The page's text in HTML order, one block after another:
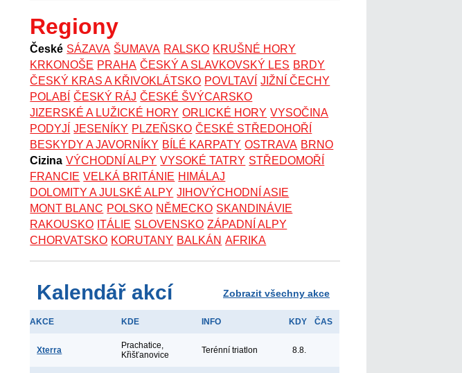
Regiony
České SÁZAVA ŠUMAVA RALSKO KRUŠNÉ HORY
KRKONOŠE PRAHA ČESKÝ A SLAVKOVSKÝ LES BRDY
ČESKÝ KRAS A KŘIVOKLÁTSKO POVLTAVÍ JIŽNÍ ČECHY
POLABÍ
ČESKÝ RÁJ ČESKÉ ŠVÝCARSKO
JIZERSKÉ A LUŽICKÉ HORY ORLICKÉ HORY VYSOČINA
PODYJÍ
JESENÍKY PLZEŇSKO ČESKÉ STŘEDOHOŘÍ
BESKYDY A JAVORNÍKY BÍLÉ KARPATY OSTRAVA BRNO
Cizina VÝCHODNÍ ALPY VYSOKÉ TATRY STŘEDOMOŘÍ
FRANCIE VELKÁ BRITÁNIE HIMÁLAJ
DOLOMITY A JULSKÉ ALPY JIHOVÝCHODNÍ ASIE
MONT BLANC POLSKO NĚMECKO SKANDINÁVIE
RAKOUSKO ITÁLIE SLOVENSKO ZÁPADNÍ ALPY
CHORVATSKO KORUTANY BALKÁN AFRIKA
Kalendář akcí Zobrazit všechny akce
AKCE KDE INFO KDY ČAS
Xterra
Prachatice,
Křišťanovice
Terénní triatlon 8.8.